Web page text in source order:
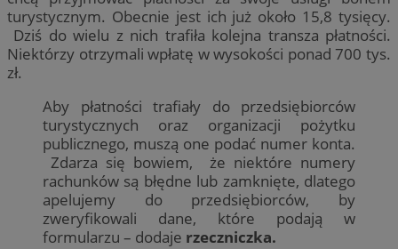
turystycznym. Obecnie jest ich już około 15,8 tysięcy.
Dziś do wielu z nich trafiła kolejna transza płatności.
Niektórzy otrzymali wpłatę w wysokości ponad 700 tys.
zł.
Aby płatności trafiały do przedsiębiorców
turystycznych oraz organizacji pożytku
publicznego, muszą one podać numer konta.
Zdarza się bowiem, że niektóre numery
rachunków są błędne lub zamknięte, dlatego
apelujemy do przedsiębiorców, by
zweryfikowali dane, które podają w
formularzu – dodaje rzeczniczka.